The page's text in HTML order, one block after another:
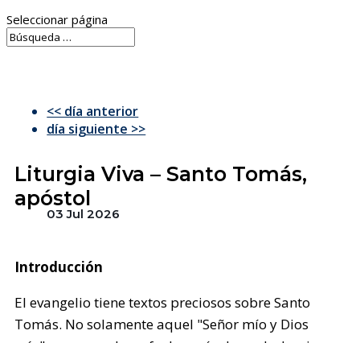
Seleccionar página
<< día anterior
día siguiente >>
Liturgia Viva – Santo Tomás,
apóstol
03 Jul 2026
Introducción
El evangelio tiene textos preciosos sobre Santo
Tomás. No solamente aquel "Señor mío y Dios